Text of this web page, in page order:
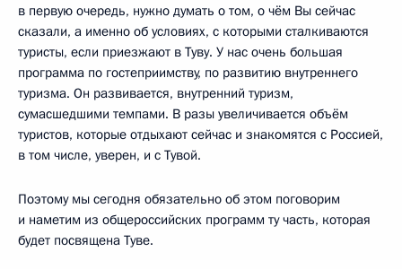
в первую очередь, нужно думать о том, о чём Вы сейчас
сказали, а именно об условиях, с которыми сталкиваются
туристы, если приезжают в Туву. У нас очень большая
программа по гостеприимству, по развитию внутреннего
туризма. Он развивается, внутренний туризм,
сумасшедшими темпами. В разы увеличивается объём
туристов, которые отдыхают сейчас и знакомятся с Россией,
в том числе, уверен, и с Тувой.
Поэтому мы сегодня обязательно об этом поговорим
и наметим из общероссийских программ ту часть, которая
будет посвящена Туве.